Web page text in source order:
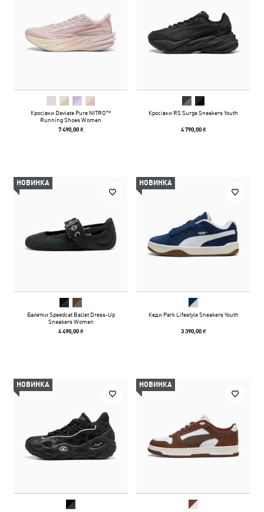
Кросівки Deviate Pure NITRO™
Running Shoes Women
7 490,00 ₴
Кросівки RS Surge Sneakers Youth
4 790,00 ₴
НОВИНКА
Балетки Speedcat Ballet Dress-Up
Sneakers Women
4 490,00 ₴
НОВИНКА
Кеди Park Lifestyle Sneakers Youth
3 390,00 ₴
НОВИНКА НОВИНКА